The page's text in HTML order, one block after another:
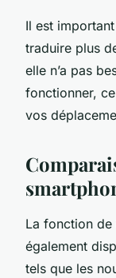
Il est
traduire plus
elle n’a pas
fonctionner,
vos
La fonction de
également
tels que les